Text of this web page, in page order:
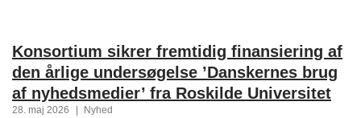
Konsortium sikrer fremtidig finansiering af
den årlige undersøgelse ’Danskernes brug
af nyhedsmedier’ fra Roskilde Universitet
28. maj 2026 | Nyhed